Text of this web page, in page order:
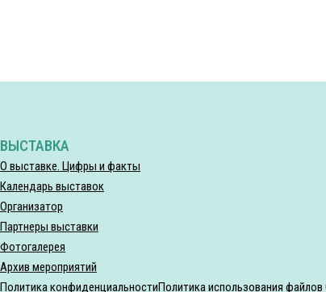
ВЫСТАВКА
О выставке. Цифры и факты
Календарь выставок
Организатор
Партнеры выставки
Фотогалерея
Архив мероприятий
Политика конфиденциальностиПолитика использования файлов